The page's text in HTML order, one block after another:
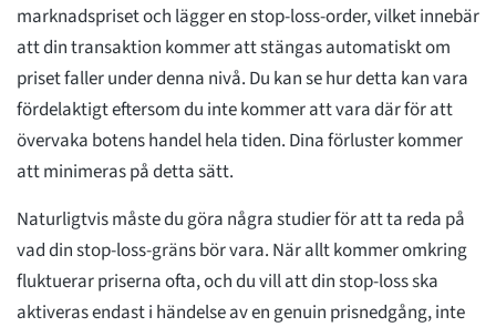
marknadspriset och lägger en stop-loss-order, vilket innebär
att din transaktion kommer att stängas automatiskt om
priset faller under denna nivå. Du kan se hur detta kan vara
fördelaktigt eftersom du inte kommer att vara där för att
övervaka botens handel hela tiden. Dina förluster kommer
att minimeras på detta sätt.
Naturligtvis måste du göra några studier för att ta reda på
vad din stop-loss-gräns bör vara. När allt kommer omkring
fluktuerar priserna ofta, och du vill att din stop-loss ska
aktiveras endast i händelse av en genuin prisnedgång, inte